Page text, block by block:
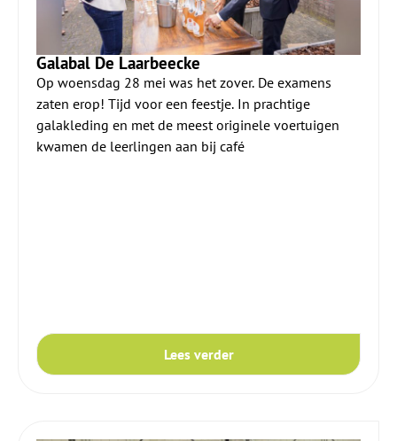
Galabal De Laarbeecke
Op woensdag 28 mei was het zover. De examens
zaten erop! Tijd voor een feestje. In prachtige
galakleding en met de meest originele voertuigen
kwamen de leerlingen aan bij café
Lees verder